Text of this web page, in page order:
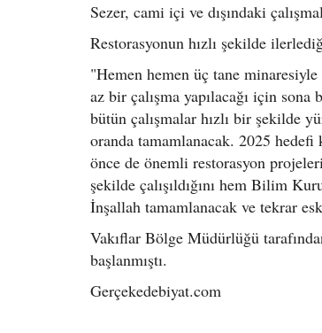
Sezer, cami içi ve dışındaki
Restorasyonun hızlı şekilde
"Hemen hemen üç tane
az bir çalışma yapılacağı için
bütün çalışmalar hızlı bir şekilde
oranda tamamlanacak. 2025
önce de önemli restorasyon
şekilde çalışıldığını hem Bilim
İnşallah tamamlanacak ve tekrar
Vakıflar Bölge Müdürlüğü
başlanmıştı.
Gerçekedebiyat.com